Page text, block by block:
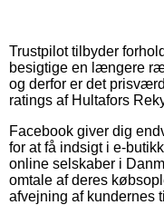
Trustpilot tilbyder
besigtige en længere
og derfor er det
ratings af Hultafors
Facebook giver dig
for at få indsigt i e-
online selskaber i
omtale af deres
afvejning af kundernes